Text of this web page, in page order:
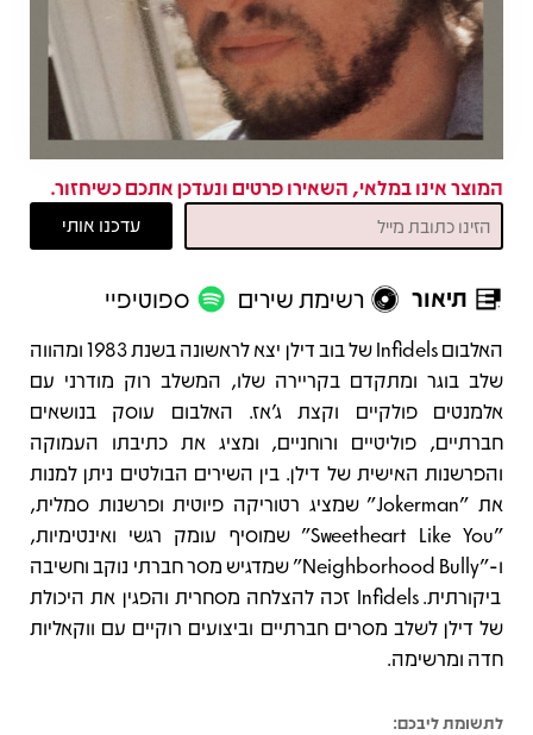
המוצר אינו במלאי, השאירו פרטים ונעדכן אתכם כשיחזור.
תיאור רשימת שירים ספוטיפיי
תיאור
האלבום Infidels של בוב דילן יצא לראשונה בשנת 1983 ומהווה
שלב בוגר ומתקדם בקריירה שלו, המשלב רוק מודרני עם
אלמנטים פולקיים וקצת ג'אז. האלבום עוסק בנושאים
חברתיים, פוליטיים ורוחניים, ומציג את כתיבתו העמוקה
והפרשנות האישית של דילן. בין השירים הבולטים ניתן למנות
את "Jokerman" שמציג רטוריקה פיוטית ופרשנות סמלית,
"Sweetheart Like You" שמוסיף עומק רגשי ואינטימיות,
ו‑"Neighborhood Bully" שמדגיש מסר חברתי נוקב וחשיבה
ביקורתית. Infidels זכה להצלחה מסחרית והפגין את היכולת
של דילן לשלב מסרים חברתיים וביצועים רוקיים עם ווקאליות
חדה ומרשימה.
לתשומת ליבכם: